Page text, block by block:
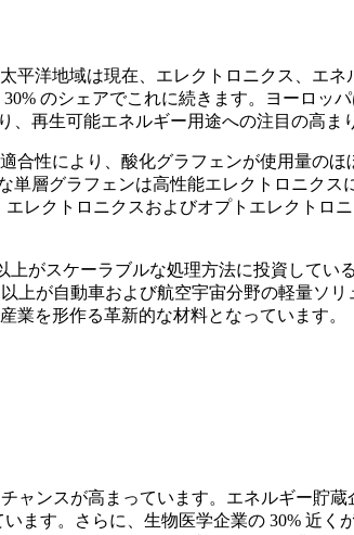
洋地域は現在、エレクトロニクス、エ
のシェアでこれに続きます。ヨーロッ
再生可能エネルギー用途への注目の高ま
性により、酸化グラフェンが使用量の
層グラフェンは高性能エレクトロニク
レクトロニクスおよびオプトエレクトロ
がスケーラブルな処理方法に投資してい
上が自動車および航空宇宙分野の軽量ソ
業を形作る革新的な材料となっています。
ンスが高まっています。エネルギー貯
ます。さらに、生物医学企業の 30% 近